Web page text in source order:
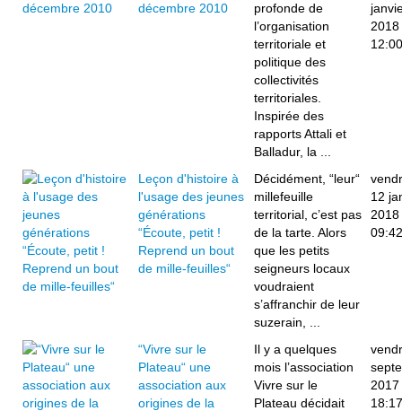
décembre 2010
profonde de
l’organisation
territoriale et
politique des
collectivités
territoriales.
Inspirée des
rapports Attali et
Balladur, la ...
2018
12:00
Leçon d'histoire à
l'usage des jeunes
générations
“Écoute, petit !
Reprend un bout
de mille-feuilles“
Décidément, “leur“
millefeuille
territorial, c’est pas
de la tarte. Alors
que les petits
seigneurs locaux
voudraient
s’affranchir de leur
suzerain, ...
12
2018
09:42
“Vivre sur le
Plateau“ une
association aux
origines de la
Il y a quelques
mois l’association
Vivre sur le
Plateau décidait
2017
18:17